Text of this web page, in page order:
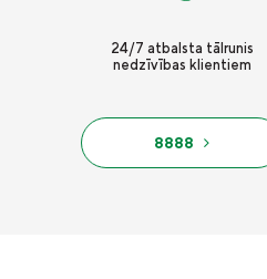
24/7 atbalsta tālrunis
nedzīvības klientiem
8888